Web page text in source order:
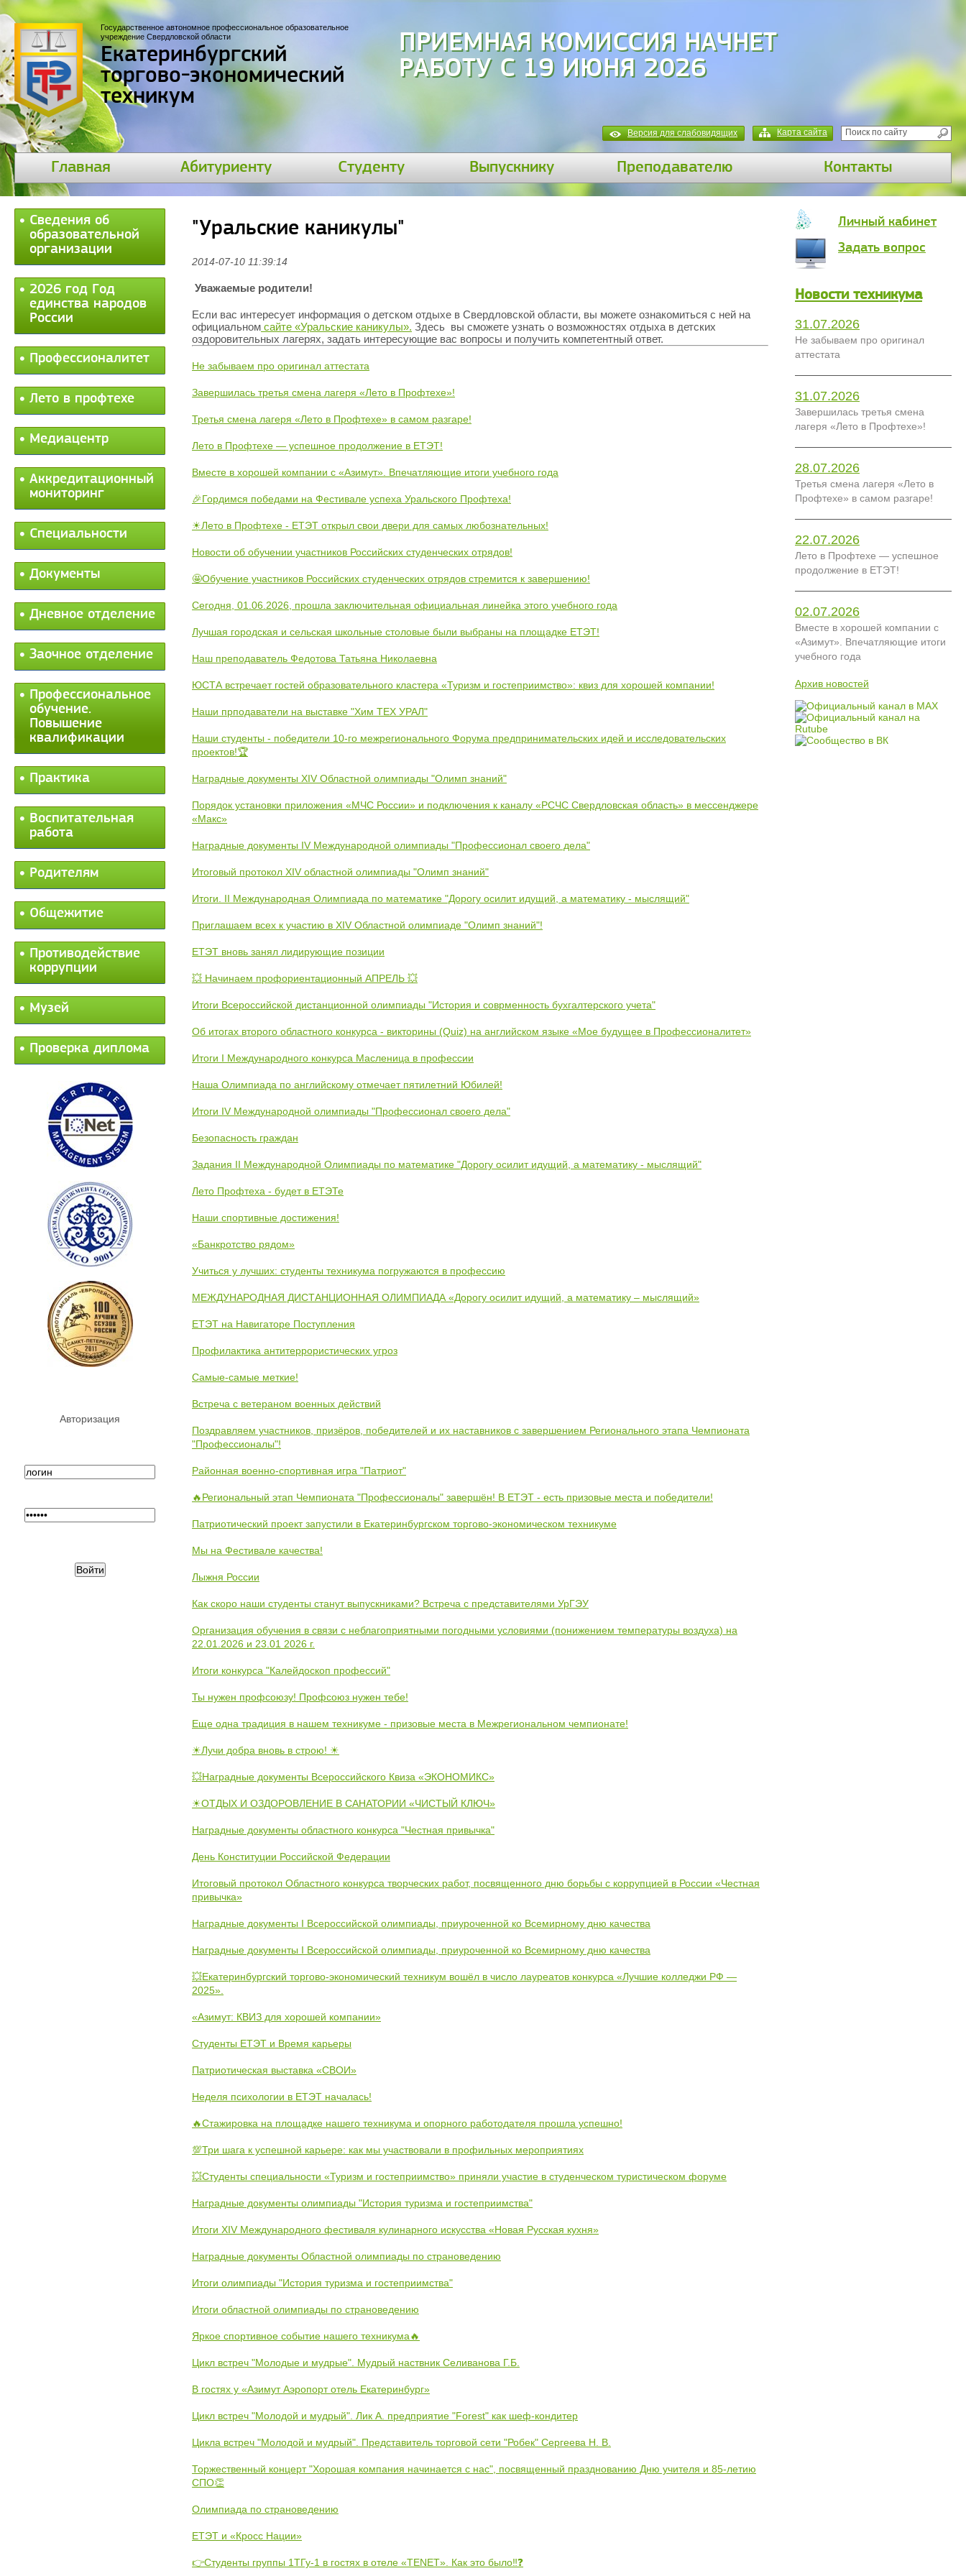
Государственное автономное профессиональное образовательное
учреждение Свердловской области
Екатеринбургский
торгово-экономический
техникум
ПРИЕМНАЯ КОМИССИЯ НАЧНЕТ
РАБОТУ С 19 ИЮНЯ 2026
Карта сайта
Версия для слабовидящих
Главная Абитуриенту Студенту Выпускнику Преподавателю Контакты
Сведения об
образовательной
организации
2026 год Год
единства народов
России
Профессионалитет
Лето в профтехе
Медиацентр
Аккредитационный
мониторинг
Специальности
Документы
Дневное отделение
Заочное отделение
Профессиональное
обучение.
Повышение
квалификации
Практика
Воспитательная
работа
Родителям
Общежитие
Противодействие
коррупции
Музей
Проверка диплома
Авторизация
"Уральские каникулы"
2014-07-10 11:39:14
Уважаемые родители!
Если вас интересует информация о детском отдыхе в Свердловской области, вы можете ознакомиться с ней на
официальном сайте «Уральские каникулы». Здесь вы сможете узнать о возможностях отдыха в детских
оздоровительных лагерях, задать интересующие вас вопросы и получить компетентный ответ.
Не забываем про оригинал аттестата
Завершилась третья смена лагеря «Лето в Профтехе»!
Третья смена лагеря «Лето в Профтехе» в самом разгаре!
Лето в Профтехе — успешное продолжение в ЕТЭТ!
Вместе в хорошей компании с «Азимут». Впечатляющие итоги учебного года
🎉Гордимся победами на Фестивале успеха Уральского Профтеха!
☀Лето в Профтехе - ЕТЭТ открыл свои двери для самых любознательных!
Новости об обучении участников Российских студенческих отрядов!
🤩Обучение участников Российских студенческих отрядов стремится к завершению!
Сегодня, 01.06.2026, прошла заключительная официальная линейка этого учебного года
Лучшая городская и сельская школьные столовые были выбраны на площадке ЕТЭТ!
Наш преподаватель Федотова Татьяна Николаевна
ЮСТА встречает гостей образовательного кластера «Туризм и гостеприимство»: квиз для хорошей компании!
Наши прподаватели на выставке "Хим ТЕХ УРАЛ"
Наши студенты - победители 10-го межрегионального Форума предпринимательских идей и исследовательских
проектов!🏆
Наградные документы XIV Областной олимпиады "Олимп знаний"
Порядок установки приложения «МЧС России» и подключения к каналу «РСЧС Свердловская область» в мессенджере
«Макс»
Наградные документы IV Международной олимпиады "Профессионал своего дела"
Итоговый протокол XIV областной олимпиады "Олимп знаний"
Итоги. II Международная Олимпиада по математике "Дорогу осилит идущий, а математику - мыслящий"
Приглашаем всех к участию в XIV Областной олимпиаде "Олимп знаний"!
ЕТЭТ вновь занял лидирующие позиции
💥 Начинаем профориентационный АПРЕЛЬ 💥
Итоги Всероссийской дистанционной олимпиады "История и соврменность бухгалтерского учета"
Об итогах второго областного конкурса - викторины (Quiz) на английском языке «Мое будущее в Профессионалитет»
Итоги I Международного конкурса Масленица в профессии
Наша Олимпиада по английскому отмечает пятилетний Юбилей!
Итоги IV Международной олимпиады "Профессионал своего дела"
Безопасность граждан
Задания II Международной Олимпиады по математике "Дорогу осилит идущий, а математику - мыслящий"
Лето Профтеха - будет в ЕТЭТе
Наши спортивные достижения!
«Банкротство рядом»
Учиться у лучших: студенты техникума погружаются в профессию
МЕЖДУНАРОДНАЯ ДИСТАНЦИОННАЯ ОЛИМПИАДА «Дорогу осилит идущий, а математику – мыслящий»
ЕТЭТ на Навигаторе Поступления
Профилактика антитеррористических угроз
Самые-самые меткие!
Встреча с ветераном военных действий
Поздравляем участников, призёров, победителей и их наставников с завершением Регионального этапа Чемпионата
"Профессионалы"!
Районная военно-спортивная игра "Патриот"
🔥Региональный этап Чемпионата "Профессионалы" завершён! В ЕТЭТ - есть призовые места и победители!
Патриотический проект запустили в Екатеринбургском торгово-экономическом техникуме
Мы на Фестивале качества!
Лыжня России
Как скоро наши студенты станут выпускниками? Встреча с представителями УрГЭУ
Организация обучения в связи с неблагоприятными погодными условиями (понижением температуры воздуха) на
22.01.2026 и 23.01 2026 г.
Итоги конкурса "Калейдоскоп профессий"
Ты нужен профсоюзу! Профсоюз нужен тебе!
Еще одна традиция в нашем техникуме - призовые места в Межрегиональном чемпионате!
☀Лучи добра вновь в строю! ☀
💥Наградные документы Всероссийского Квиза «ЭКОНОМИКС»
☀ОТДЫХ И ОЗДОРОВЛЕНИЕ В САНАТОРИИ «ЧИСТЫЙ КЛЮЧ»
Наградные документы областного конкурса "Честная привычка"
День Конституции Российской Федерации
Итоговый протокол Областного конкурса творческих работ, посвященного дню борьбы с коррупцией в России «Честная
привычка»
Наградные документы I Всероссийской олимпиады, приуроченной ко Всемирному дню качества
Наградные документы I Всероссийской олимпиады, приуроченной ко Всемирному дню качества
💥Екатеринбургский торгово-экономический техникум вошёл в число лауреатов конкурса «Лучшие колледжи РФ —
2025».
«Азимут: КВИЗ для хорошей компании»
Студенты ЕТЭТ и Время карьеры
Патриотическая выставка «СВОИ»
Неделя психологии в ЕТЭТ началась!
🔥Стажировка на площадке нашего техникума и опорного работодателя прошла успешно!
💯Три шага к успешной карьере: как мы участвовали в профильных мероприятиях
💥Студенты специальности «Туризм и гостеприимство» приняли участие в студенческом туристическом форуме
Наградные документы олимпиады "История туризма и гостеприимства"
Итоги XIV Международного фестиваля кулинарного искусства «Новая Русская кухня»
Наградные документы Областной олимпиады по страноведению
Итоги олимпиады "История туризма и гостеприимства"
Итоги областной олимпиады по страноведению
Яркое спортивное событие нашего техникума🔥
Цикл встреч "Молодые и мудрые". Мудрый наствник Селиванова Г.Б.
В гостях у «Азимут Аэропорт отель Екатеринбург»
Цикл встреч "Молодой и мудрый". Лик А. предприятие "Forest" как шеф-кондитер
Цикла встреч "Молодой и мудрый". Представитель торговой сети "Робек" Сергеева Н. В.
Торжественный концерт "Хорошая компания начинается с нас", посвященный празднованию Дню учителя и 85-летию
СПО👏
Олимпиада по страноведению
ЕТЭТ и «Кросс Нации»
👉Студенты группы 1ТГу-1 в гостях в отеле «TENET». Как это было‼❓
Личный кабинет
Задать вопрос
Новости техникума
31.07.2026
Не забываем про оригинал
аттестата
31.07.2026
Завершилась третья смена
лагеря «Лето в Профтехе»!
28.07.2026
Третья смена лагеря «Лето в
Профтехе» в самом разгаре!
22.07.2026
Лето в Профтехе — успешное
продолжение в ЕТЭТ!
02.07.2026
Вместе в хорошей компании с
«Азимут». Впечатляющие итоги
учебного года
Архив новостей